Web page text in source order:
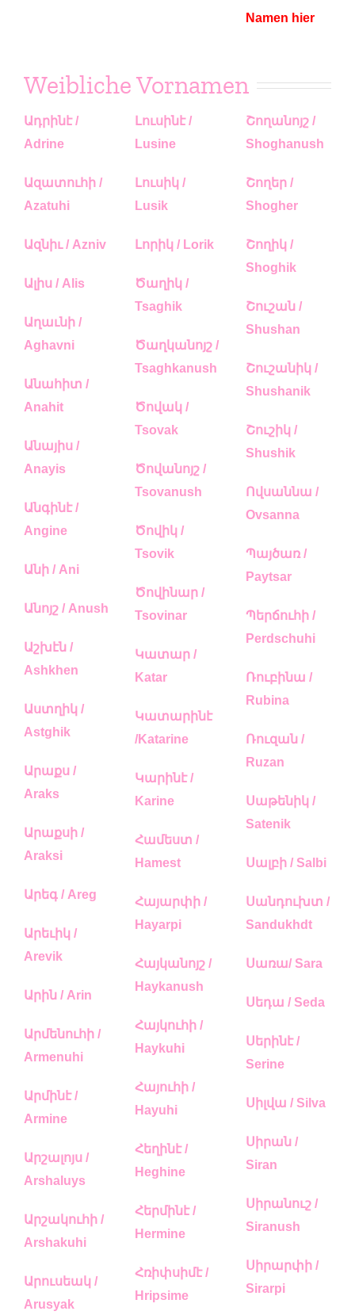
Namen hier
Weibliche Vornamen
Ադրինէ /
Adrine
Ազատուհի /
Azatuhi
Ազնիւ / Azniv
Ալիս / Alis
Աղաւնի /
Aghavni
Անահիտ /
Anahit
Անայիս /
Anayis
Անգինէ /
Angine
Անի / Ani
Անոյշ / Anush
Աշխէն /
Ashkhen
Աստղիկ /
Astghik
Արաքս /
Araks
Արաքսի /
Araksi
Արեգ / Areg
Արեւիկ /
Arevik
Արին / Arin
Արմենուհի /
Armenuhi
Արմինէ /
Armine
Արշալոյս /
Arshaluys
Արշակուհի /
Arshakuhi
Արուսեակ /
Arusyak
Լուսինէ /
Lusine
Լուսիկ /
Lusik
Լորիկ / Lorik
Ծաղիկ /
Tsaghik
Ծաղկանոյշ /
Tsaghkanush
Ծովակ /
Tsovak
Ծովանոյշ /
Tsovanush
Ծովիկ /
Tsovik
Ծովինար /
Tsovinar
Կատար /
Katar
Կատարինէ
/Katarine
Կարինէ /
Karine
Համեստ /
Hamest
Հայարփի /
Hayarpi
Հայկանոյշ /
Haykanush
Հայկուհի /
Haykuhi
Հայուհի /
Hayuhi
Հեղինէ /
Heghine
Հերմինէ /
Hermine
Հռիփսիմէ /
Hripsime
Շողանոյշ /
Shoghanush
Շողեր /
Shogher
Շողիկ /
Shoghik
Շուշան /
Shushan
Շուշանիկ /
Shushanik
Շուշիկ /
Shushik
Ովսաննա /
Ovsanna
Պայծառ /
Paytsar
Պերճուհի /
Perdschuhi
Ռուբինա /
Rubina
Ռուզան /
Ruzan
Սաթենիկ /
Satenik
Սալբի / Salbi
Սանդուխտ /
Sandukhdt
Սառա/ Sara
Սեդա / Seda
Սերինէ /
Serine
Սիլվա / Silva
Սիրան /
Siran
Սիրանուշ /
Siranush
Սիրարփի /
Sirarpi